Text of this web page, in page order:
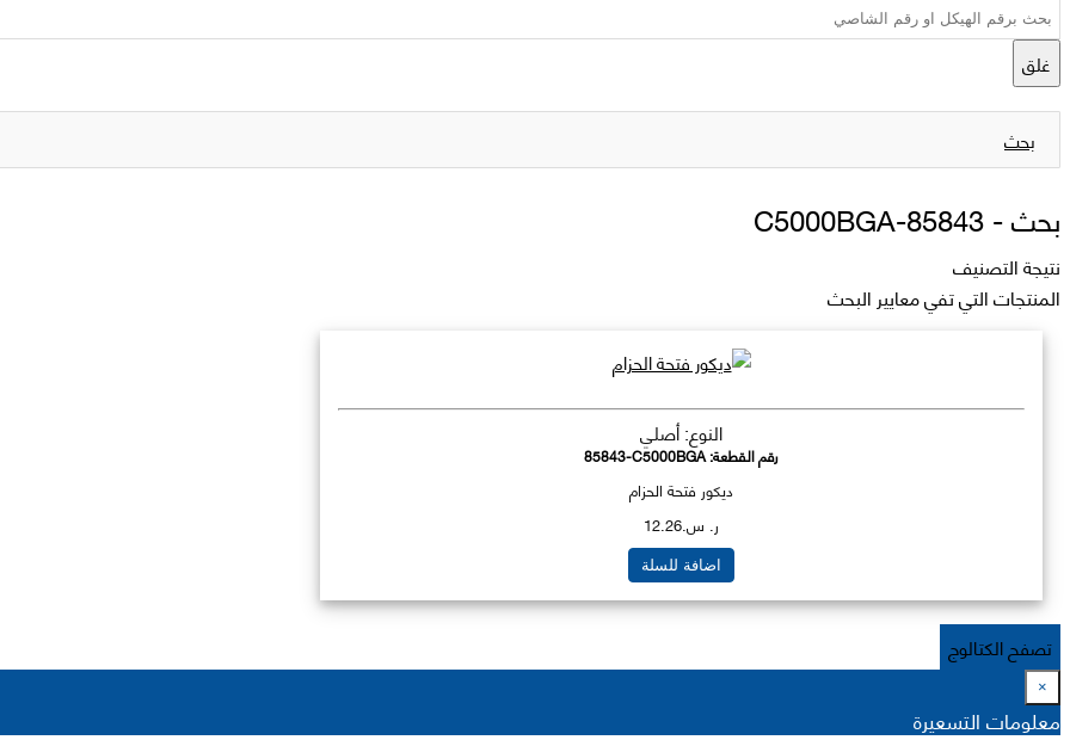
غلق
بحث
بحث -85843-C5000BGA
نتيجة التصنيف
المنتجات التي تفي معايير البحث
النوع: أصلي
رقم القطعة:85843-C5000BGA
ديكور فتحة الحزام
ر. س.12.26
اضافة للسلة
تصفح الكتالوج
×
معلومات التسعيرة